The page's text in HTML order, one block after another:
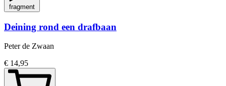
fragment
Deining rond een drafbaan
Peter de Zwaan
€ 14,95